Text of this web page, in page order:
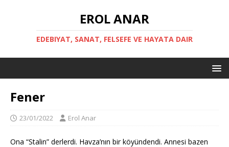
EROL ANAR
EDEBIYAT, SANAT, FELSEFE VE HAYATA DAIR
Fener
23/01/2022 Erol Anar
Ona “Stalin” derlerdi. Havza’nın bir köyündendi. Annesi bazen